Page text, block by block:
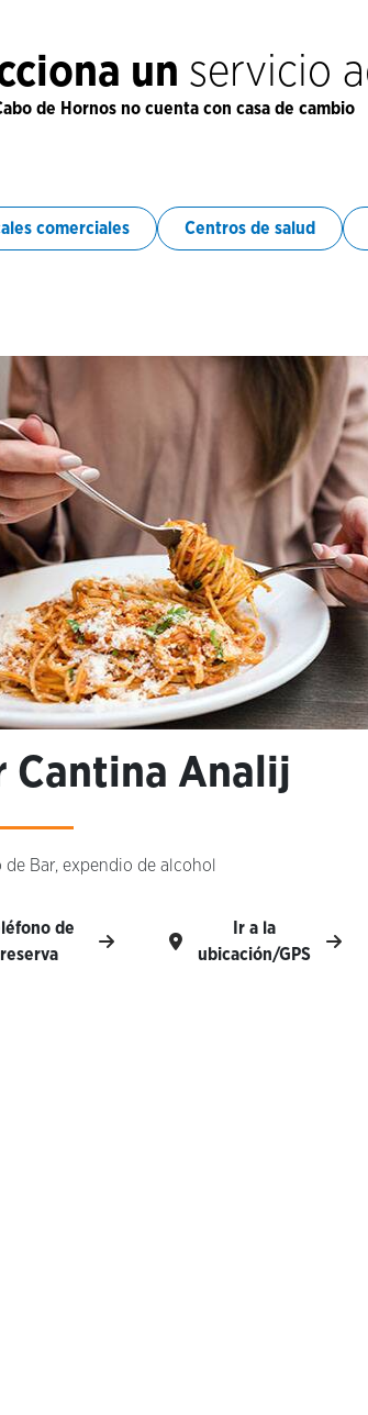
un servicio
de Hornos no cuenta con casa de cambio
comerciales Centros de salud
Cantina Analij
de Bar, expendio de alcohol
de
reserva
Ir a la
ubicación/GPS